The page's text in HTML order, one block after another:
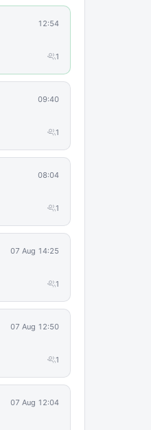
12:54
1
09:40
1
08:04
1
07 Aug 14:25
1
07 Aug 12:50
1
07 Aug 12:04